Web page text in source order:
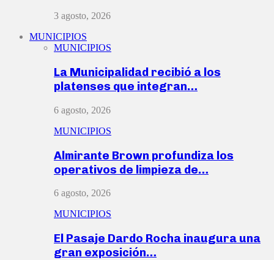
3 agosto, 2026
MUNICIPIOS
MUNICIPIOS
La Municipalidad recibió a los
platenses que integran…
6 agosto, 2026
MUNICIPIOS
Almirante Brown profundiza los
operativos de limpieza de…
6 agosto, 2026
MUNICIPIOS
El Pasaje Dardo Rocha inaugura una
gran exposición…